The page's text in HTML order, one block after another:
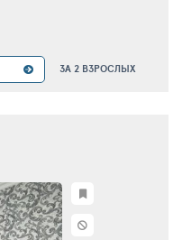
ЗА 2 ВЗРОСЛЫХ